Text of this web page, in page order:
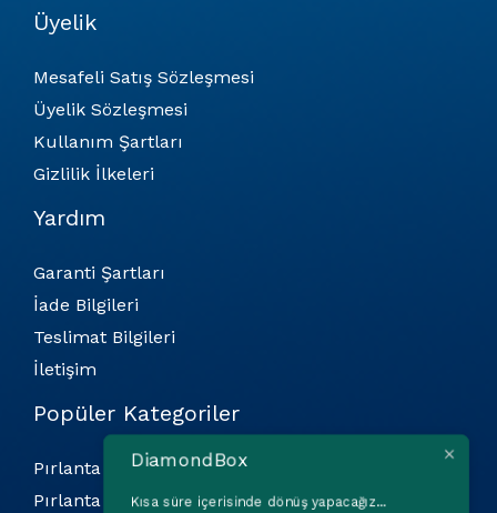
Üyelik
Mesafeli Satış Sözleşmesi
Üyelik Sözleşmesi
Kullanım Şartları
Gizlilik İlkeleri
Yardım
Garanti Şartları
İade Bilgileri
Teslimat Bilgileri
İletişim
Popüler Kategoriler
Pırlanta Bilekliler
Pırlanta Kolyeler
DiamondBox
Kısa süre içerisinde dönüş yapacağız...